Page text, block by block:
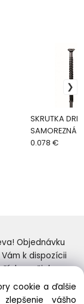
SKRUTKA
SAMOREZNÁ
0.078 €
Objednávku
k dispozícii
značiek.
ujsť naše
nakupovanie.
cookie a ďalšie
vášho